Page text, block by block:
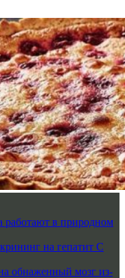
работают в природном
на гепатит С
обнаженный мозг из-